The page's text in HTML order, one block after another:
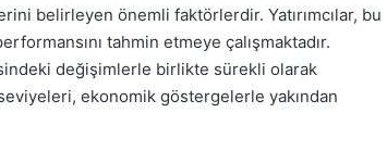
belirleyen önemli faktörlerdir. Yatırımcılar, bu
tahmin etmeye çalışmaktadır.
değişimlerle birlikte sürekli olarak
ekonomik göstergelerle yakından